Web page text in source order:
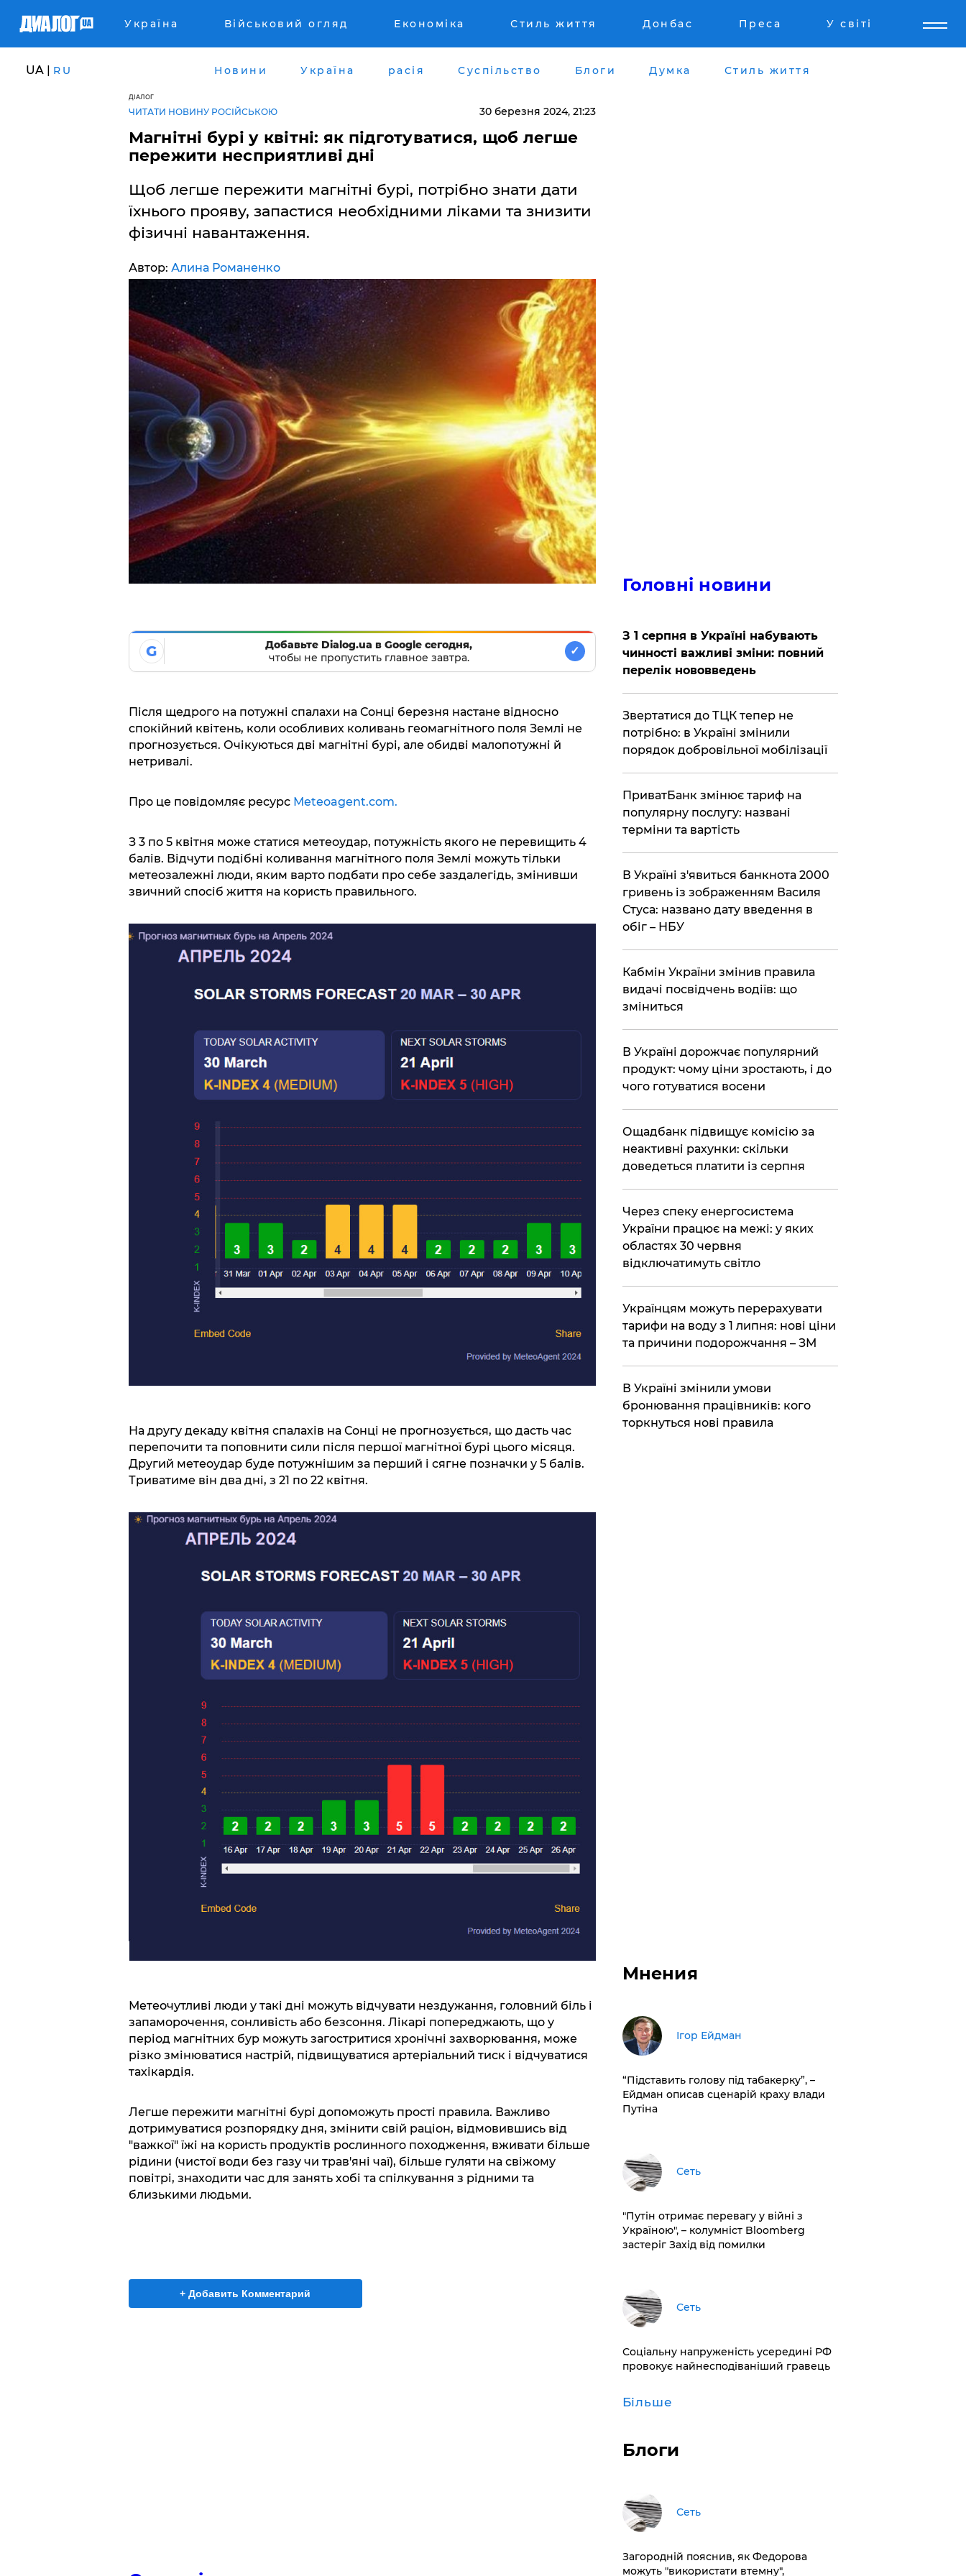
Україна Військовий огляд Економіка Стиль життя Донбас Преса У світі
UA | RU Новини Україна расія Суспільство Блоги Думка Стиль життя
ДІАЛОГ
ЧИТАТИ НОВИНУ РОСІЙСЬКОЮ 30 березня 2024, 21:23
Магнітні бурі у квітні: як підготуватися, щоб легше
пережити несприятливі дні
Щоб легше пережити магнітні бурі, потрібно знати дати
їхнього прояву, запастися необхідними ліками та знизити
фізичні навантаження.
Автор: Алина Романенко
G
Добавьте Dialog.ua в Google сегодня,
чтобы не пропустить главное завтра.
✓
Після щедрого на потужні спалахи на Сонці березня настане відносно
спокійний квітень, коли особливих коливань геомагнітного поля Землі не
прогнозується. Очікуються дві магнітні бурі, але обидві малопотужні й
нетривалі.
Про це повідомляє ресурс Мeteoagent.com.
З 3 по 5 квітня може статися метеоудар, потужність якого не перевищить 4
балів. Відчути подібні коливання магнітного поля Землі можуть тільки
метеозалежні люди, яким варто подбати про себе заздалегідь, змінивши
звичний спосіб життя на користь правильного.
На другу декаду квітня спалахів на Сонці не прогнозується, що дасть час
перепочити та поповнити сили після першої магнітної бурі цього місяця.
Другий метеоудар буде потужнішим за перший і сягне позначки у 5 балів.
Триватиме він два дні, з 21 по 22 квітня.
Метеочутливі люди у такі дні можуть відчувати нездужання, головний біль і
запаморочення, сонливість або безсоння. Лікарі попереджають, що у
період магнітних бур можуть загостритися хронічні захворювання, може
різко змінюватися настрій, підвищуватися артеріальний тиск і відчуватися
тахікардія.
Легше пережити магнітні бурі допоможуть прості правила. Важливо
дотримуватися розпорядку дня, змінити свій раціон, відмовившись від
"важкої" їжі на користь продуктів рослинного походження, вживати більше
рідини (чистої води без газу чи трав'яні чаї), більше гуляти на свіжому
повітрі, знаходити час для занять хобі та спілкування з рідними та
близькими людьми.
+ Добавить Комментарий
Головні новини
З 1 серпня в Україні набувають
чинності важливі зміни: повний
перелік нововведень
​Звертатися до ТЦК тепер не
потрібно: в Україні змінили
порядок добровільної мобілізації
​ПриватБанк змінює тариф на
популярну послугу: названі
терміни та вартість
В Україні з'явиться банкнота 2000
гривень із зображенням Василя
Стуса: названо дату введення в
обіг – НБУ
​Кабмін України змінив правила
видачі посвідчень водіїв: що
зміниться
В Україні дорожчає популярний
продукт: чому ціни зростають, і до
чого готуватися восени
​Ощадбанк підвищує комісію за
неактивні рахунки: скільки
доведеться платити із серпня
Через спеку енергосистема
України працює на межі: у яких
областях 30 червня
відключатимуть світло
Українцям можуть перерахувати
тарифи на воду з 1 липня: нові ціни
та причини подорожчання – ЗМ
В Україні змінили умови
бронювання працівників: кого
торкнуться нові правила
Мнения
Ігор Ейдман
​“Підставить голову під табакерку”, –
Ейдман описав сценарій краху влади
Путіна
Сеть
"Путін отримає перевагу у війні з
Україною", – колумніст Bloomberg
застеріг Захід від помилки
Сеть
Соціальну напруженість усередині РФ
провокує найнесподіваніший гравець
Більше
Блоги
Сеть
Загородній пояснив, як Федорова
можуть "використати втемну",